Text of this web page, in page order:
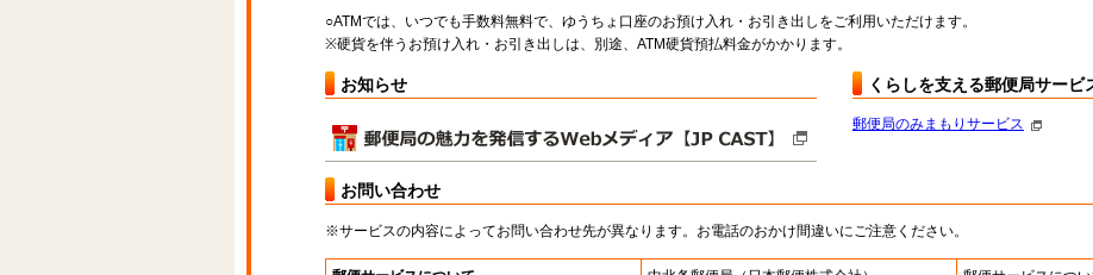
○ATMでは、いつでも手数料無料で、ゆうちょ口座のお預け入れ・お引き出しをご利用いただけます。
※硬貨を伴うお預け入れ・お引き出しは、別途、ATM硬貨預払料金がかかります。
お知らせ くらしを支える郵便局サービ
郵便局のみまもりサービス
お問い合わせ
※サービスの内容によってお問い合わせ先が異なります。お電話のおかけ間違いにご注意ください。